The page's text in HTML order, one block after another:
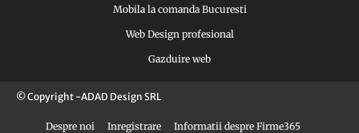
Mobila la comanda Bucuresti
Web Design profesional
Gazduire web
© Copyright -ADAD Design SRL
Despre noi Inregistrare Informatii despre Firme365